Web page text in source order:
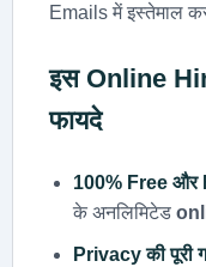
Emails में इस्तेमाल
इस Online
फायदे
100% Free और
के अनलिमिटेड
Privacy की पूरी